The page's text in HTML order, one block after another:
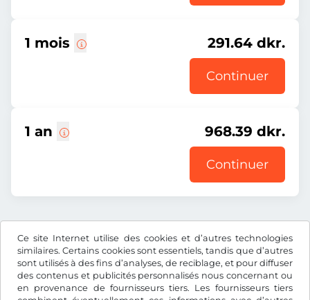
Ce site Internet utilise des cookies et d’autres technologies
similaires. Certains cookies sont essentiels, tandis que d’autres
sont utilisés à des fins d’analyses, de reciblage, et pour diffuser
des contenus et publicités personnalisés nous concernant ou
en provenance de fournisseurs tiers. Les fournisseurs tiers
1 mois 291.64 dkr.
Continuer
1 an 968.39 dkr.
Continuer
compris les frais d’enregistrement et la TVA.